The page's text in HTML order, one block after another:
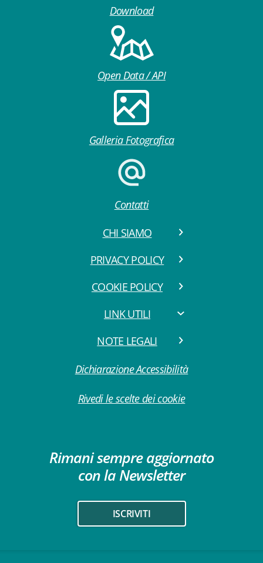
Download
Open Data / API
Galleria Fotografica
Contatti
CHI SIAMO
PRIVACY POLICY
COOKIE POLICY
LINK UTILI
NOTE LEGALI
Dichiarazione Accessibilità
Rivedi le scelte dei cookie
Rimani sempre aggiornato
con la Newsletter
ISCRIVITI